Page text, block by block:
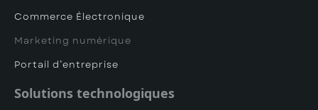
Commerce Électronique
Marketing numérique
Portail d’entreprise
Solutions technologiques